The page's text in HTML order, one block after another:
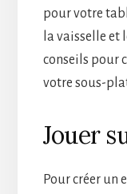
pour votre
la vaisselle et
conseils pour
votre sous-
Jouer
Pour créer un